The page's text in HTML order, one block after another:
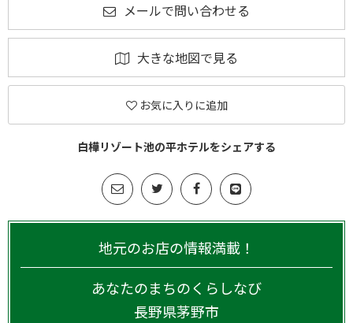
メールで問い合わせる
大きな地図で見る
お気に入りに追加
白樺リゾート池の平ホテルをシェアする
地元のお店の情報満載！
あなたのまちのくらしなび
長野県茅野市